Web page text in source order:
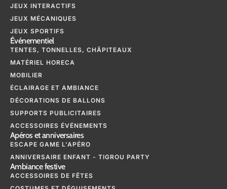
JEUX INTERACTIFS
JEUX MÉCANIQUES
JEUX SPORTIFS
Événementiel
TENTES, TONNELLES, CHÂPITEAUX
MATÉRIEL HORECA
MOBILIER
ÉCLAIRAGE ET AMBIANCE
DÉCORATIONS DE BALLONS
SUPPORTS PUBLICITAIRES
ACCESSOIRES ÉVÉNEMENTS
Apéros et anniversaires
ESCAPE GAME L'APÉRO
ANNIVERSAIRE ENFANT - TIGROU PARTY
Ambiance festive
ACCESSOIRES DE FÊTES